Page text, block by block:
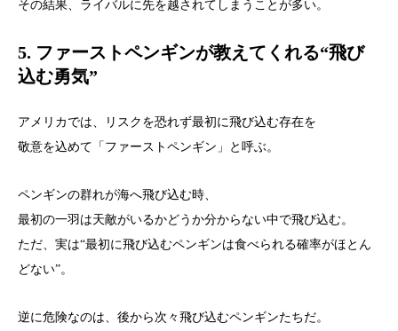
その結果、ライバルに先を越されてしまうことが多い。
5. ファーストペンギンが教えてくれる“飛び
込む勇気”
アメリカでは、リスクを恐れず最初に飛び込む存在を
敬意を込めて「ファーストペンギン」と呼ぶ。
ペンギンの群れが海へ飛び込む時、
最初の一羽は天敵がいるかどうか分からない中で飛び込む。
ただ、実は“最初に飛び込むペンギンは食べられる確率がほとん
どない”。
逆に危険なのは、後から次々飛び込むペンギンたちだ。